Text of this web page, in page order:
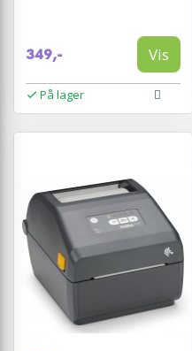
349,- Vis
På lager